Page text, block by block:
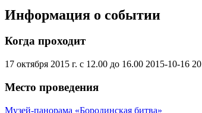
Информация о событии
Когда проходит
17 октября 2015 г. с 12.00 до 16.00 2015-10-16
Место проведения
Музей-панорама «Бородинская битва»